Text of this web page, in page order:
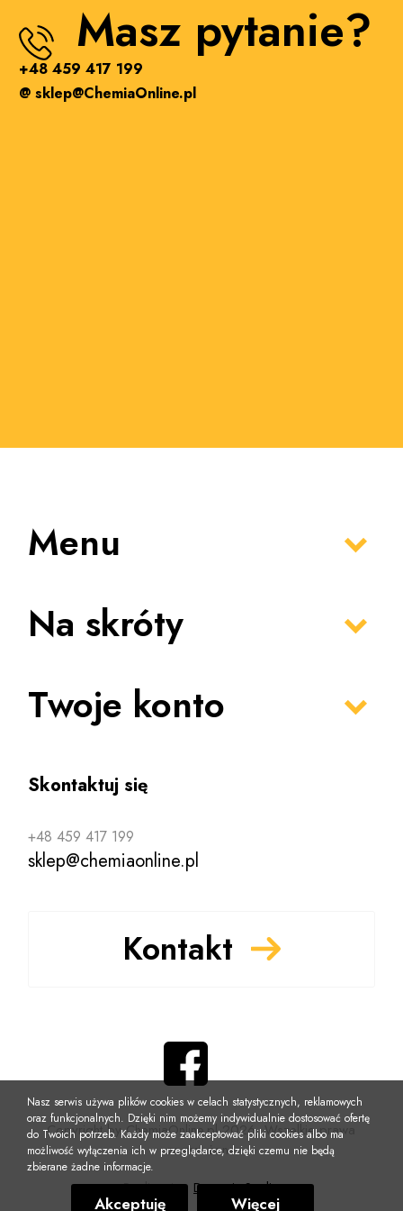
Nasz serwis używa plików cookies w celach statystycznych, reklamowych
oraz funkcjonalnych. Dzięki nim możemy indywidualnie dostosować ofertę
do Twoich potrzeb. Każdy może zaakceptować pliki cookies albo ma
możliwość wyłączenia ich w przeglądarce, dzięki czemu nie będą
zbierane żadne informacje.
Akceptuję Więcej
Masz pytanie?
+48 459 417 199
@ sklep@ChemiaOnline.pl
Menu
Na skróty
Twoje konto
Skontaktuj się
+48 459 417 199
sklep@chemiaonline.pl
Kontakt
Copyright by ChemiaOnline.pl 2026, Wszelkie prawa
zastrzeżone
Realizacja: DynamiteStudio